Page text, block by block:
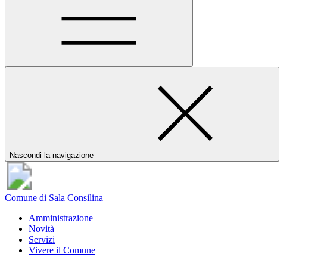
Nascondi la navigazione
Comune di Sala Consilina
Amministrazione
Novità
Servizi
Vivere il Comune